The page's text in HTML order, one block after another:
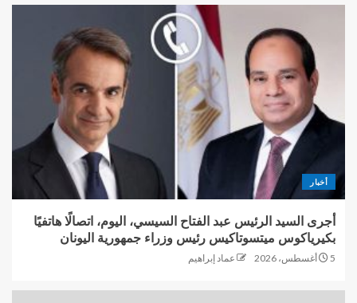
أخبار
أجرى السيد الرئيس عبد الفتاح السيسي، اليوم، اتصالًا هاتفيًا
بكيرياكوس ميتسوتاكيس رئيس وزراء جمهورية اليونان
5 أغسطس، 2026 عماد إبراهيم